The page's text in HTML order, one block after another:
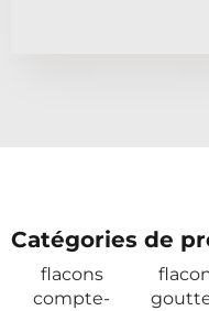
Catégories de
flacons
compte-